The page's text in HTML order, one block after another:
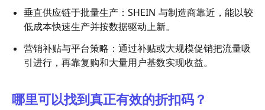
垂直供应链于批量生产：SHEIN 与制造商靠近，能以较
低成本快速生产并按数据驱动上新。
营销补贴与平台策略：通过补贴或大规模促销把流量吸
引进行，再靠复购和大量用户基数实现收益。
哪里可以找到真正有效的折扣码？